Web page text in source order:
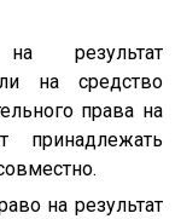
результат
на средство
права на
принадлежать
на результат